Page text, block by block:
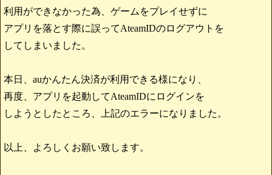
利用ができなかった為、ゲームをプレイせずに
アプリを落とす際に誤ってAteamIDのログアウトを
してしまいました。
本日、auかんたん決済が利用できる様になり、
再度、アプリを起動してAteamIDにログインを
しようとしたところ、上記のエラーになりました。
以上、よろしくお願い致します。